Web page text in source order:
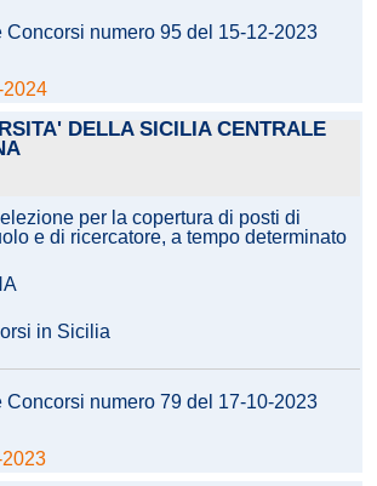
Concorsi numero 95 del 15-12-2023
2024
DELLA SICILIA CENTRALE
per la copertura di posti di
e di ricercatore, a tempo determinato
in Sicilia
Concorsi numero 79 del 17-10-2023